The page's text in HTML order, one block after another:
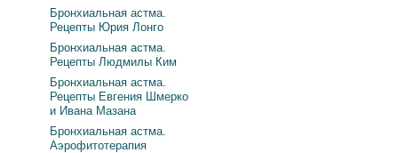
Бронхиальная астма.
Рецепты Юрия Лонго
Бронхиальная астма.
Рецепты Людмилы Ким
Бронхиальная астма.
Рецепты Евгения Шмерко
и Ивана Мазана
Бронхиальная астма.
Аэрофитотерапия